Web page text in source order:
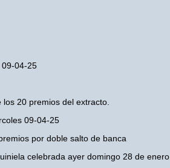
04-25
20 premios del extracto.
09-04-25
por doble salto de banca
celebrada ayer domingo 28 de enero.